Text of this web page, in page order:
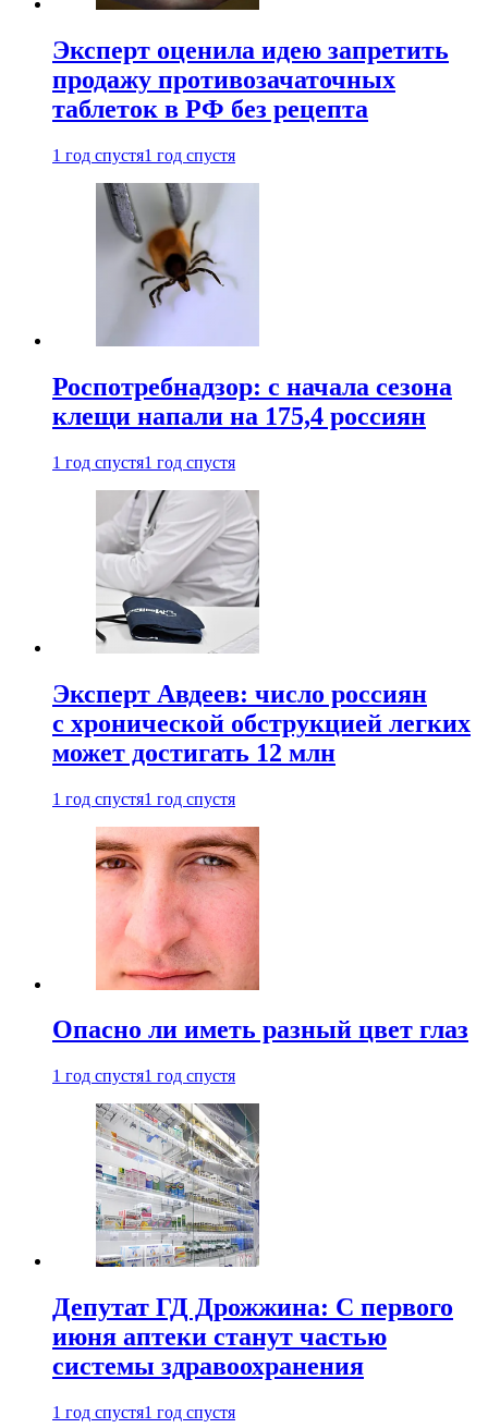
Эксперт оценила идею запретить
продажу противозачаточных
таблеток в РФ без рецепта
1 год спустя1 год спустя
Роспотребнадзор: с начала сезона
клещи напали на 175,4 россиян
1 год спустя1 год спустя
Эксперт Авдеев: число россиян
с хронической обструкцией легких
может достигать 12 млн
1 год спустя1 год спустя
Опасно ли иметь разный цвет глаз
1 год спустя1 год спустя
Депутат ГД Дрожжина: С первого
июня аптеки станут частью
системы здравоохранения
1 год спустя1 год спустя